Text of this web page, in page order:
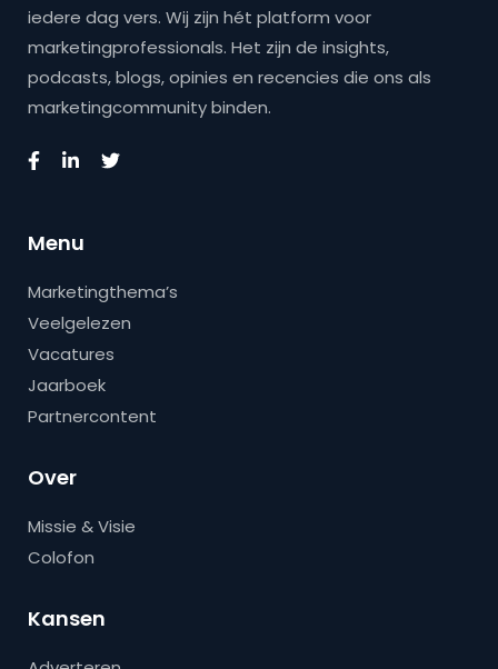
iedere dag vers. Wij zijn hét platform voor
marketingprofessionals. Het zijn de insights,
podcasts, blogs, opinies en recencies die ons als
marketingcommunity binden.
Menu
Marketingthema’s
Veelgelezen
Vacatures
Jaarboek
Partnercontent
Over
Missie & Visie
Colofon
Kansen